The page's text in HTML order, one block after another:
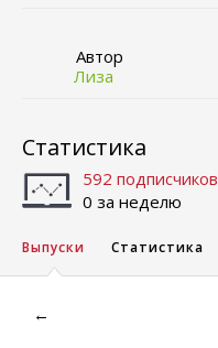
Автор
Лиза
Статистика
592 подписчиков
0 за неделю
Выпуски Статистика
←